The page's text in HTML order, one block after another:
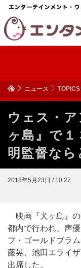
ニュース TOPICS
ウェス・
ヶ島』で
明監督なら
2018年5月23日 / 10:27
映画『犬ヶ島』の
都内で行われ、声
フ・ゴールドブラ
藤晃、池田エライ
出席した。